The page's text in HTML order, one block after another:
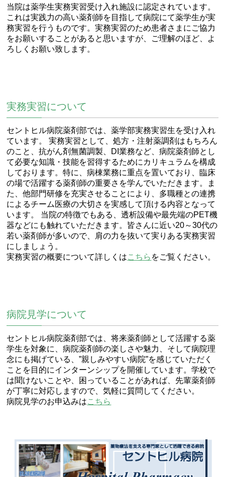
当院は薬学生実務実習受け入れ施設に認定されています。
これは実践力の高い薬剤師を目指して病院にて薬学生が実
務実習を行うものです。実務実習のため患者さまにご協力
をお願いすることがあると思いますが、ご理解のほど、よ
ろしくお願い致します。
実務実習について
セントヒル病院薬剤部では、薬学部実務実習生を受け入れ
ています。 実務実習として、処方・注射薬調剤はもちろん
のこと、抗がん剤無菌調製、DI業務など、病院薬剤師とし
て必要な知識・技能を習得するためにカリキュラムを構成
しております。特に、病棟業務に重点を置いており、臨床
の場で活躍する薬剤師の重要さを学んでいただきます。ま
た、他部門研修を充実させることにより、多職種との連携
によるチーム医療の大切さを実感して頂ける内容となって
います。 当院の特徴でもある、透析設備や最先端のPET機
器などにも触れていただきます。皆さんに近い20～30代の
若い薬剤師が多いので、肩の力を抜いて実りある実務実習
にしましょう。
実務実習の概要について詳しくはこちら をご覧ください。
病院見学について
セントヒル病院薬剤部では、将来薬剤師として活躍する薬
学生を対象に、病院薬剤師の楽しさや魅力、そして病院理
念にも掲げている、”親しみやすい病院”を感じていただく
ことを目的にインターンシップを開催しています。学校で
は聞けないことや、困っていることがあれば、先輩薬剤師
が丁寧に対応しますので、気軽に質問してください。
病院見学のお申込みはこちら